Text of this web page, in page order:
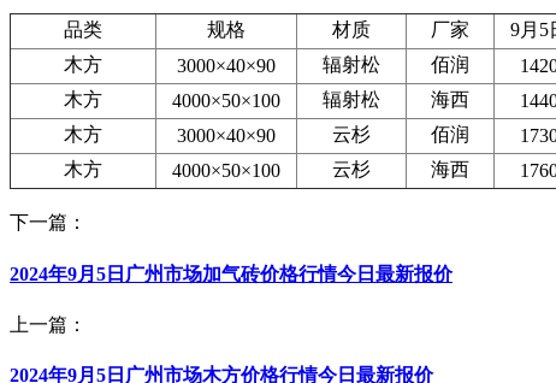
品类 规格 材质 厂家
9月5
木方
3000×40×90 辐射松 佰润
木方
4000×50×100 辐射松 海西
木方
3000×40×90 云杉 佰润
木方
4000×50×100 云杉 海西
下一篇：
2024年9月5日广州市场加气砖价格行情今日最新报价
上一篇：
2024年9月5日广州市场木方价格行情今日最新报价